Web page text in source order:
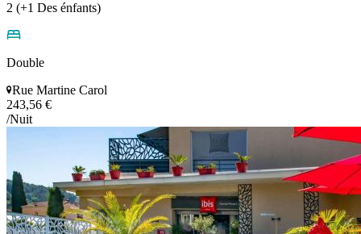
2 (+1 Des énfants)
Double
Rue Martine Carol
243,56 €
/Nuit